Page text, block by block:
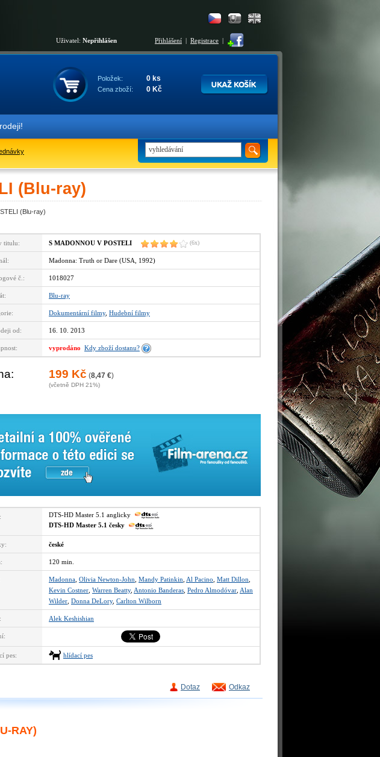
Uživatel: Nepřihlášen Přihlášení | Registrace |
Položek: 0 ks
Cena zboží: 0 Kč
(Blu-ray)
(Blu-ray)
titulu: S MADONNOU V POSTELI (6x)
Madonna: Truth or Dare (USA, 1992)
č.: 1018027
Blu-ray
Dokumentární filmy, Hudební filmy
od: 16. 10. 2013
vyprodáno Kdy zboží dostanu?
199 Kč (8,47 €)
(včetně DPH 21%)
DTS-HD Master 5.1 anglicky
DTS-HD Master 5.1 česky
české
120 min.
Madonna Olivia Newton-John Mandy Patinkin Al Pacino Matt Dillon
Kevin Costner Warren Beatty, Antonio Banderas Pedro Almodóvar Alan
Wilder Donna DeLory, Carlton Wilborn
Alek Keshishian
pes: hlídací pes
Dotaz Odkaz
RAY)